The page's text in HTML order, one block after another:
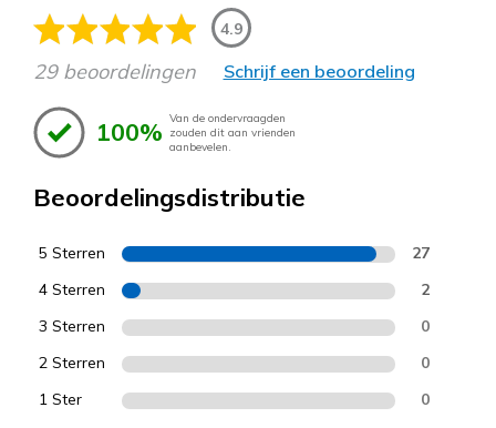
4.9
29 beoordelingen Schrijf een beoordeling
100% Van de ondervraagden
zouden dit aan vrienden
aanbevelen.
Beoordelingsdistributie
5 Sterren 27
4 Sterren 2
3 Sterren 0
2 Sterren 0
1 Ster 0